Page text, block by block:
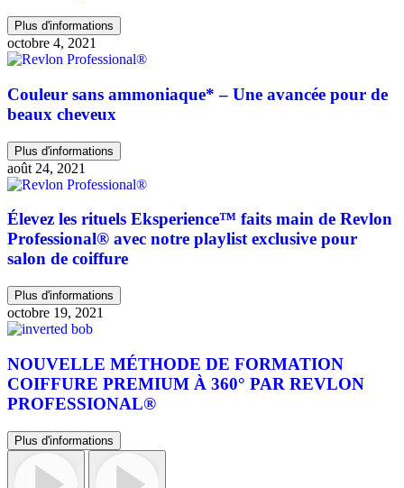
Plus d'informations
octobre 4, 2021
Couleur sans ammoniaque* – Une avancée pour de
beaux cheveux
Plus d'informations
août 24, 2021
Élevez les rituels Eksperience™ faits main de Revlon
Professional® avec notre playlist exclusive pour
salon de coiffure
Plus d'informations
octobre 19, 2021
NOUVELLE MÉTHODE DE FORMATION
COIFFURE PREMIUM À 360° PAR REVLON
PROFESSIONAL®
Plus d'informations